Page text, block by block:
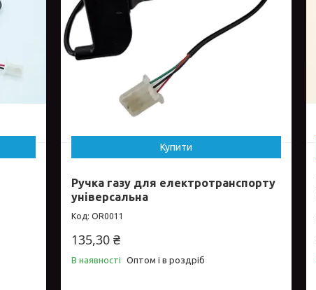
Купити
Ручка газу для електротранспорту
універсальна
OR0011
135,30 ₴
В наявності Оптом і в роздріб